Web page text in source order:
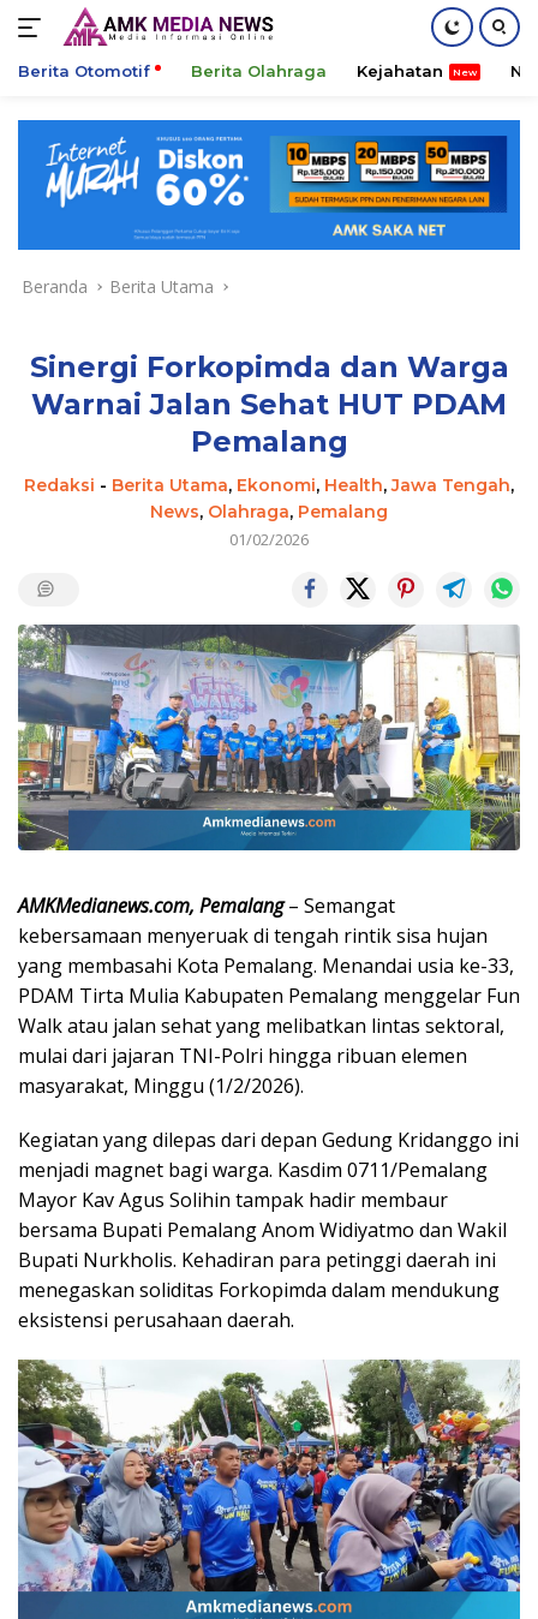
konten
Berita Otomotif Berita Olahraga Kejahatan
Beranda Berita Utama
Sinergi Forkopimda dan Warga
Warnai Jalan Sehat HUT PDAM
Pemalang
Redaksi - Berita Utama, Ekonomi, Health,Jawa Tengah,
News, Olahraga, Pemalang
01/02/2026
AMKMedianews.com, Pemalang– Semangat
kebersamaan menyeruak di tengah rintik sisa hujan
yang membasahi Kota Pemalang. Menandai usia ke-33,
PDAM Tirta Mulia Kabupaten Pemalang menggelar Fun
Walk atau jalan sehat yang melibatkan lintas sektoral,
mulai dari jajaran TNI-Polri hingga ribuan elemen
masyarakat, Minggu (1/2/2026).
​Kegiatan yang dilepas dari depan Gedung Kridanggo ini
menjadi magnet bagi warga. Kasdim 0711/Pemalang
Mayor Kav Agus Solihin tampak hadir membaur
bersama Bupati Pemalang Anom Widiyatmo dan Wakil
Bupati Nurkholis. Kehadiran para petinggi daerah ini
menegaskan soliditas Forkopimda dalam mendukung
eksistensi perusahaan daerah.